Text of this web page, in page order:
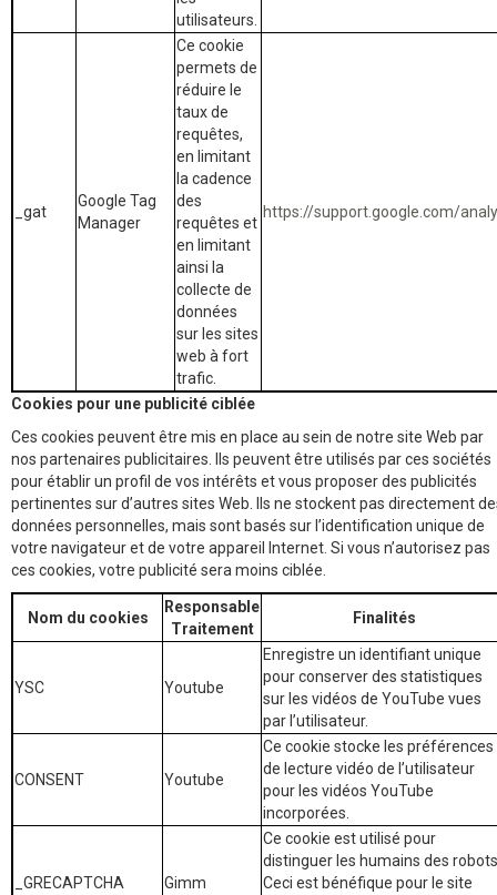
utilisateurs.
_gat
Google Tag
Manager
Ce cookie
permets de
réduire le
taux de
requêtes,
en limitant
la cadence
des
requêtes et
en limitant
ainsi la
collecte de
données
sur les sites
web à fort
trafic.
https://support.google.com/
Cookies pour une publicité ciblée
Ces cookies peuvent être mis en place au sein de notre site Web par
nos partenaires publicitaires. Ils peuvent être utilisés par ces sociétés
pour établir un profil de vos intérêts et vous proposer des publicités
pertinentes sur d’autres sites Web. Ils ne stockent pas directement
données personnelles, mais sont basés sur l’identification unique de
votre navigateur et de votre appareil Internet. Si vous n’autorisez pas
ces cookies, votre publicité sera moins ciblée.
Nom du cookies
Responsable
Traitement
Finalités
YSC Youtube
Enregistre un identifiant unique
pour conserver des statistiques
sur les vidéos de YouTube vues
par l’utilisateur.
CONSENT Youtube
Ce cookie stocke les préférences
de lecture vidéo de l’utilisateur
pour les vidéos YouTube
incorporées.
_GRECAPTCHA Gimm
Ce cookie est utilisé pour
distinguer les humains des
Ceci est bénéfique pour le site